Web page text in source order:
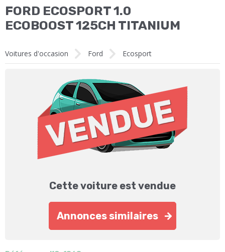
FORD ECOSPORT 1.0
ECOBOOST 125CH TITANIUM
Voitures d'occasion Ford Ecosport
Cette voiture est vendue
Annonces similaires